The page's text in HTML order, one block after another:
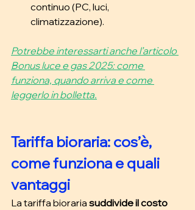
continuo (PC, luci,
climatizzazione).
Potrebbe interessarti anche l’articolo
Bonus luce e gas 2025: come
funziona, quando arriva e come
leggerlo in bolletta.
Tariffa bioraria: cos’è,
come funziona e quali
vantaggi
La tariffa bioraria suddivide il costo